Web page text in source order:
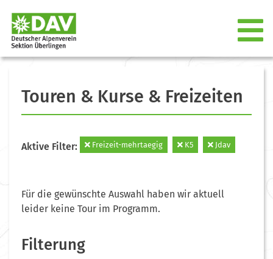
Touren & Kurse & Freizeiten
Aktive Filter: Freizeit-mehrtaegig K5 Jdav
Für die gewünschte Auswahl haben wir aktuell
leider keine Tour im Programm.
Filterung